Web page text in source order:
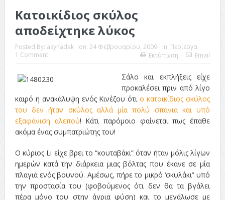
Κατοικίδιος σκύλος
αποδείχτηκε λύκος
Posted By: asynadak on: 24 Φεβρουαρίου, 2009 In: Περίεργα
1 Comment
Εκτύπωση Email
Σάλο και εκπλήξεις είχε
προκαλέσει πριν από λίγο
καιρό η ανακάλυψη ενός Κινέζου ότιο κατοικίδιος σκύλος
του δεν ήταν σκύλος αλλά μία πολύ σπάνια και υπό
εξαφάνιση αλεπού! Κάτι παρόμοιο φαίνεται πως έπαθε
ακόμα ένας συμπατριώτης του!
Ο κύριος Li είχε βρει το “κουταβάκι” όταν ήταν μόλις λίγων
ημερών κατά την διάρκεια μιας βόλτας που έκανε σε μία
πλαγιά ενός βουνού. Αμέσως, πήρε το μικρό ‘σκυλάκι” υπό
την προστασία του (φοβούμενος ότι δεν θα τα βγάλει
πέρα μόνο του στην άγρια φύση) και το μεγάλωσε με